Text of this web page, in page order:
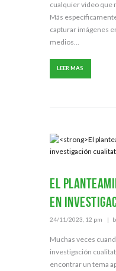
cualquier video que
Más
capturar imágenes
medios...
LEER MAS
El
en
24/11/2023, 12 pm
Muchas veces
investigación
encontrar un tema